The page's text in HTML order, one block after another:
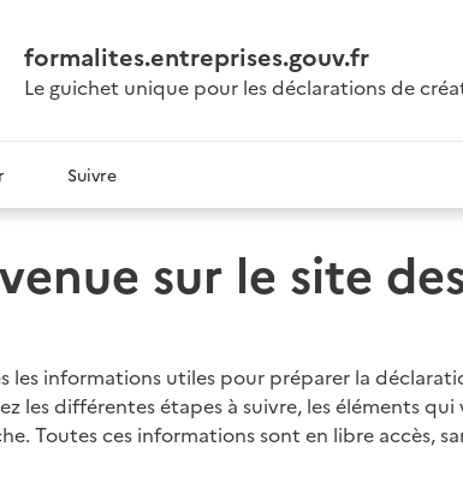
formalites.entreprises.gouv.fr
Le guichet unique pour les déclarations de
Suivre
sur le site
les informations utiles pour préparer la
les différentes étapes à suivre, les éléments
Toutes ces informations sont en libre accès,